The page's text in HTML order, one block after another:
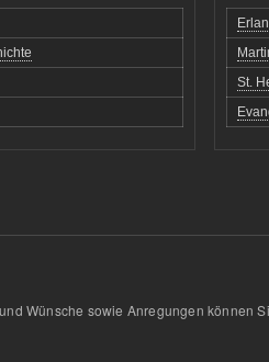
St.
Wünsche sowie Anregungen können